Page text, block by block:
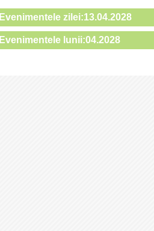
Evenimentele zilei:13.04.2028
Evenimentele lunii:04.2028